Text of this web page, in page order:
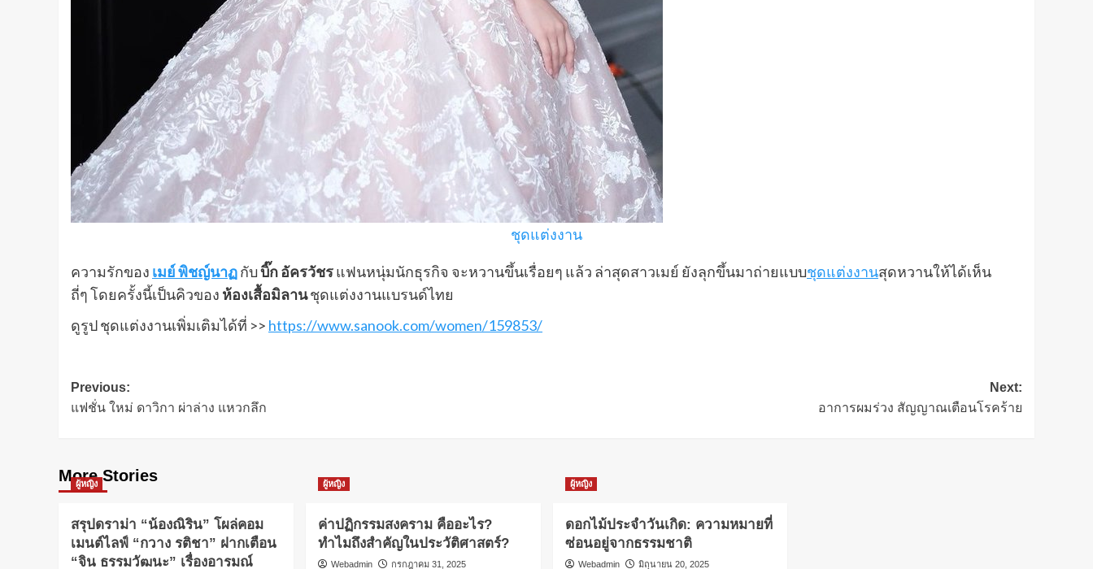
ชุดแต่งงาน
ความรักของ เมย์ พิชญ์นาฏกับบิ๊ก อัครวัชรแฟนหนุ่มนักธุรกิจ จะหวานขึ้นเรื่อยๆ แล้ว ล่าสุดสาวเมย์ ยังลุกขึ้นมาถ่ายแบบชุดแต่งงานสุดหวานให้ได้เห็น
ถี่ๆ โดยครั้งนี้เป็นคิวของ ห้องเสื้อมิลานชุดแต่งงานแบรนด์ไทย
ดูรูป ชุดแต่งงานเพิ่มเติมได้ที่ >> https://www.sanook.com/women/159853/
Post
navigation
Previous:
แฟชั่น ใหม่ ดาวิกา ผ่าล่าง แหวกลึก
Next:
อาการผมร่วง สัญญาณเตือนโรคร้าย
More Stories
ผู้หญิง
สรุปดราม่า “น้องณิริน” โผล่คอม
เมนต์ไลฟ์ “กวาง รติชา” ฝากเตือน
“จิน ธรรมวัฒนะ” เรื่องอารมณ์
ผู้หญิง
ค่าปฏิกรรมสงคราม คืออะไร?
ทำไมถึงสำคัญในประวัติศาสตร์?
Webadmin กรกฎาคม 31, 2025
ผู้หญิง
ดอกไม้ประจำวันเกิด: ความหมายที่
ซ่อนอยู่จากธรรมชาติ
Webadmin มิถุนายน 20, 2025